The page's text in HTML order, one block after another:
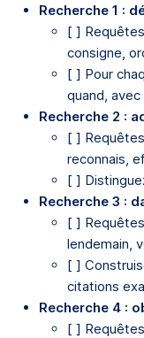
Recherche 1 :
[ ]
consigne,
[ ] Pour
quand,
Recherche 2 :
[ ]
reconnais,
[ ] Distinguez
Recherche 3 :
[ ] Requêtes
lendemain,
[ ]
citations
Recherche 4 :
[ ]